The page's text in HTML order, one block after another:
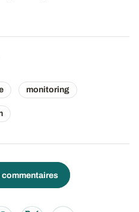
monitoring
commentaires